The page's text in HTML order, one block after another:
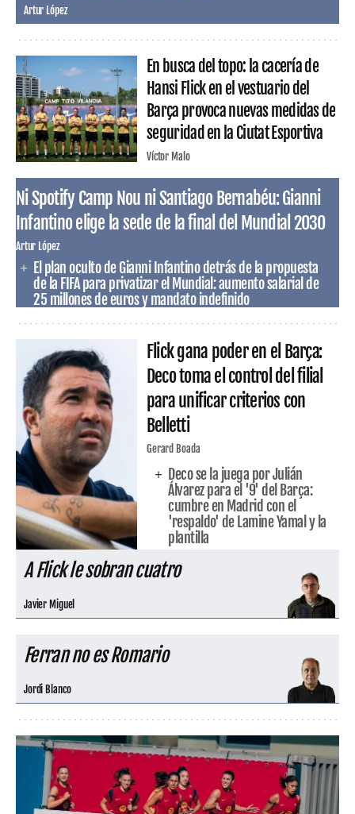
Artur López
En busca del topo: la cacería de
Hansi Flick en el vestuario del
Barça provoca nuevas medidas de
seguridad en la Ciutat Esportiva
Víctor Malo
Ni Spotify Camp Nou ni Santiago Bernabéu: Gianni
Infantino elige la sede de la final del Mundial 2030
Artur López
El plan oculto de Gianni Infantino detrás de la propuesta
de la FIFA para privatizar el Mundial: aumento salarial de
25 millones de euros y mandato indefinido
Flick gana poder en el Barça:
Deco toma el control del filial
para unificar criterios con
Belletti
Gerard Boada
Deco se la juega por Julián
Álvarez para el '9' del Barça:
cumbre en Madrid con el
'respaldo' de Lamine Yamal y la
plantilla
A Flick le sobran cuatro
Javier Miguel
Ferran no es Romario
Jordi Blanco